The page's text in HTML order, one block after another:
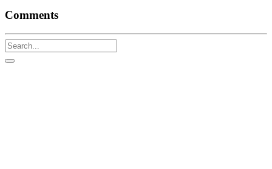
Comments